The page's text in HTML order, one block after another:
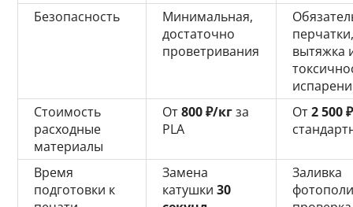
Безопасность
Минимальная,
достаточно
проветривания
вытяжка
Стоимость
расходные
материалы
От800 ₽/кгза
PLA
От2 500
Время
подготовки к
Замена
катушки30
Заливка